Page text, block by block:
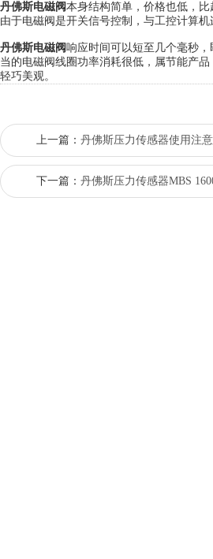
丹佛斯电磁阀本身结构简单，价格也低，
由于电磁阀是开关信号控制，与工控计算
丹佛斯电磁阀响应时间可以短至几个毫秒
当的电磁阀线圈功率消耗很低，属节能产
轻巧美观。
上一篇： 丹佛斯压力传感器使用注
下一篇： 丹佛斯压力传感器MBS